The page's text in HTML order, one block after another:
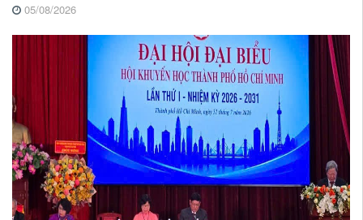
05/08/2026